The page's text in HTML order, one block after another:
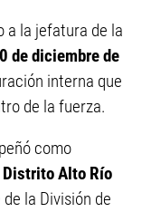
a la jefatura de la
de diciembre de
interna que
de la fuerza.
como
Alto Río
la División de